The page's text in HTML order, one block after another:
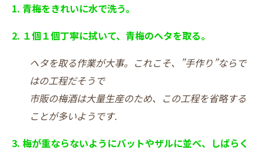
1. 青梅をきれいに水で洗う。
2. １個１個丁寧に拭いて、青梅のヘタを取る。
ヘタを取る作業が大事。これこそ、”手作り”ならで
はの工程だそうで
市販の梅酒は大量生産のため、この工程を省略する
ことが多いようです.
3. 梅が重ならないようにバットやザルに並べ、しばらく